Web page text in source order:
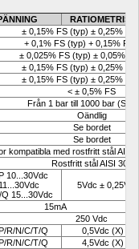
RATIOMETRISK
± 0,15% FS (typ) ± 0,25% FS
+ 0,1% FS (typ) + 0,15% FS
± 0,025% FS (typ) ± 0,05%
± 0,15% FS (typ) ± 0,25% FS
± 0,15% FS (typ) ± 0,25% FS
< ± 0,5% FS
Från 1 bar till 1000 bar (Se
Oändlig
Se bordet
Se bordet
kompatibla med rostfritt stål AISI
Rostfritt stål AISI 304
10...30Vdc
15...30Vdc
5Vdc ± 0,25V
15mA
250 Vdc
R/N/C/T/Q
0,5Vdc (X)
R/N/C/T/Q
4,5Vdc (X)